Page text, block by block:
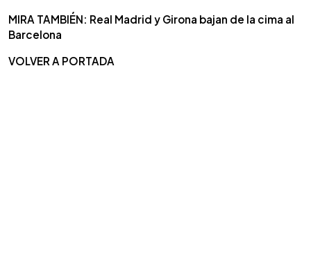
MIRA TAMBIÉN: Real Madrid y Girona bajan de la cima al
Barcelona
VOLVER A PORTADA